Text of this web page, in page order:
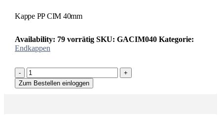
Kappe PP CIM 40mm
Availability: 79 vorrätig SKU: GACIM040 Kategorie:
Endkappen
-
+
Zum Bestellen einloggen